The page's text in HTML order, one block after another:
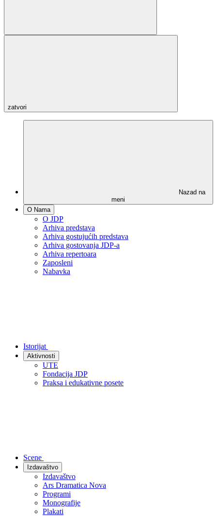
zatvori
Nazad na
meni
O Nama
O JDP
Arhiva predstava
Arhiva gostujućih predstava
Arhiva gostovanja JDP-a
Arhiva repertoara
Zaposleni
Nabavka
Istorijat
Aktivnosti
UTE
Fondacija JDP
Praksa i edukativne posete
Scene
Izdavaštvo
Izdavaštvo
Ars Dramatica Nova
Programi
Monografije
Plakati